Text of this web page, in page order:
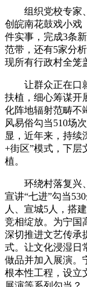
组织党校专家、
创皖南花鼓戏小戏
件实事，完成3条
范带，还有5家分
现所有行政村全笼
让群众正在口就
扶植，细心筹谋开
化阵地辐射范畴不
风易俗勾当510场
显，近年来，持续
+街区”模式，下层
植。
环绕村落复兴、
宣讲“七进”勾当
人、宣城5人，搭
竞相绽放。为宁国
深切推进文艺传承
式。让文化浸湿日
做品并加入展演。
根本性工程，设立